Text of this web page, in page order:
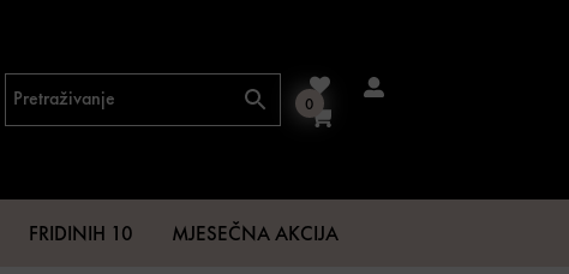
0
FRIDINIH 10 MJESEČNA AKCIJA